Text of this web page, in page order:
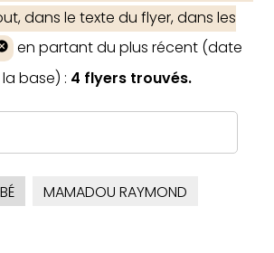
dans le texte du flyer, dans les
en partant du plus récent (date
base) : 4 flyers trouvés.
MAMADOU RAYMOND